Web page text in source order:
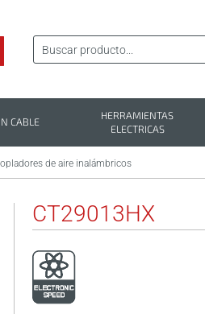
CABLE
HERRAMIENTAS
ELECTRICAS
de aire inalámbricos
CT29013HX